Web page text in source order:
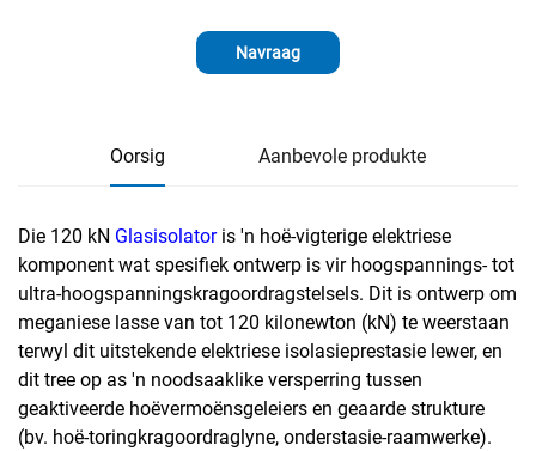
Navraag
Oorsig Aanbevole produkte
Die 120 kN Glasisolator is 'n hoë-vigterige elektriese
komponent wat spesifiek ontwerp is vir hoogspannings- tot
ultra-hoogspanningskragoordragstelsels. Dit is ontwerp om
meganiese lasse van tot 120 kilonewton (kN) te weerstaan
terwyl dit uitstekende elektriese isolasieprestasie lewer, en
dit tree op as 'n noodsaaklike versperring tussen
geaktiveerde hoëvermoënsgeleiers en geaarde strukture
(bv. hoë-toringkragoordraglyne, onderstasie-raamwerke).